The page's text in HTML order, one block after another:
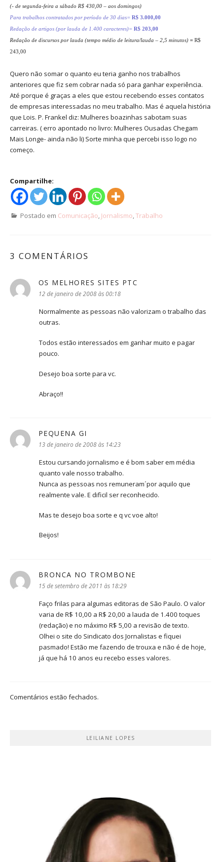
(- de segunda-feira a sábado R$ 430,00 – aos domingos)
Para trabalhos contratados por período de 30 dias= R$ 3.000,00
Redação de artigos (por lauda de 1.400 caracteres)= R$ 203,00
Redação de discursos por lauda (tempo médio de leitura/lauda – 2,5 minutos) = R$
243,00
Quero não somar o quanto eu teria ganho nos trabalhos
anteriores que fiz sem cobrar nada só para ganhar experiência.
Até porque é graças a eles que estou recebendo esses contatos
de empresas interessadas no meu trabalho. Mas é aquela história
que Lois. P. Frankel diz: Mulheres boazinhas sabotam suas
carreiras. ( erro apontado no livro: Mulheres Ousadas Chegam
Mais Longe- ainda não li) Sorte minha que percebi isso logo no
começo.
Compartilhe:
Postado em Comunicação, Jornalismo,Trabalho
3 COMENTÁRIOS
OS MELHORES SITES PTC
12 de janeiro de 2008 às 00:18
Normalmente as pessoas não valorizam o trabalho das
outras.
Todos estão interessados em ganhar muito e pagar
pouco.
Desejo boa sorte para vc.
Abraço!!
PEQUENA GI
13 de janeiro de 2008 às 14:23
Estou cursando jornalismo e é bom saber em média
quanto vale nosso trabalho.
Nunca as pessoas nos remuneram´por aquilo que
realmente vale. E dificil ser reconhecido.
Mas te desejo boa sorte e q vc voe alto!
Beijos!
BRONCA NO TROMBONE
15 de setembro de 2011 às 18:29
Faço frilas para algumas editoras de São Paulo. O valor
varia de R$ 10,00 a R$ 20,00 a lauda de 1.400 toques
(redação) e no máximo R$ 5,00 a revisão de texto.
Olhei o site do Sindicato dos Jornalistas e fiquei
pasmado! Estão me fazendo de trouxa e não é de hoje,
já que há 10 anos eu recebo esses valores.
Comentários estão fechados.
LEILIANE LOPES